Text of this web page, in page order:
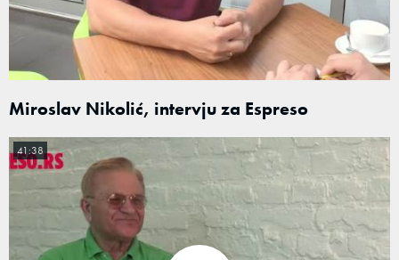
Miroslav Nikolić, intervju za Espreso
41:38